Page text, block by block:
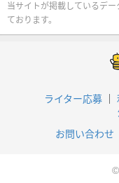
当サイトが掲載しているデ
ております。
ライター応募
お問い合わせ